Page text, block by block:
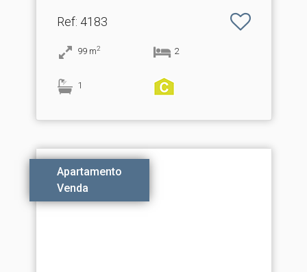
Ref: 4183
99 m2 2
1
Apartamento
Venda